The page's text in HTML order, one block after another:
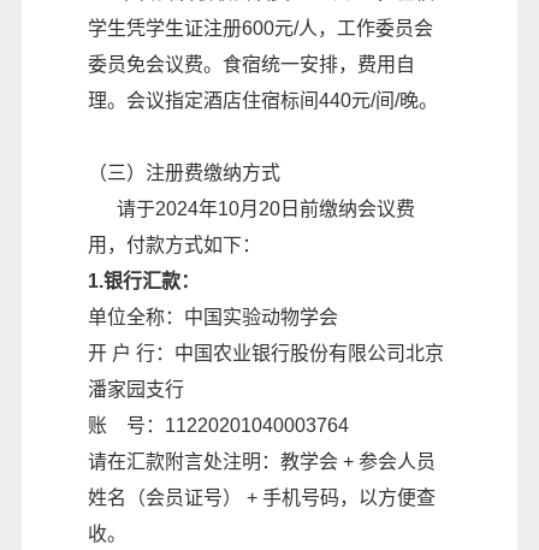
学生凭学生证注册600元/人，工作委员会
委员免会议费。食宿统一安排，费用自
理。会议指定酒店住宿标间440元/间/晚。
（三）注册费缴纳方式
请于2024年10月20日前缴纳会议费
用，付款方式如下：
1.银行汇款：
单位全称：中国实验动物学会
开 户 行：中国农业银行股份有限公司北京
潘家园支行
账 号：11220201040003764
请在汇款附言处注明：教学会 + 参会人员
姓名（会员证号） + 手机号码，以方便查
收。